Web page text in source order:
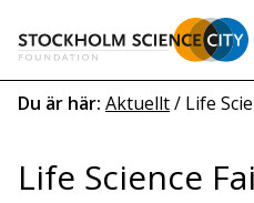
till
huvudinnehåll
Länkstig
Du är här: Aktuellt/ Life
Life Science